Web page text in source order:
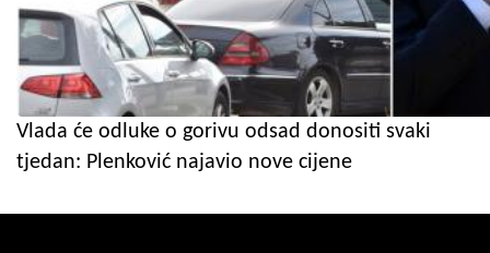
Vlada će odluke o gorivu odsad donositi svaki
tjedan: Plenković najavio nove cijene